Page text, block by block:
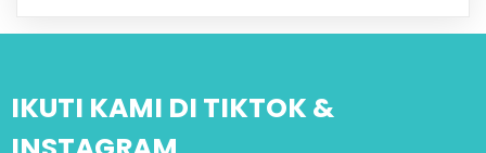
IKUTI KAMI DI TIKTOK &